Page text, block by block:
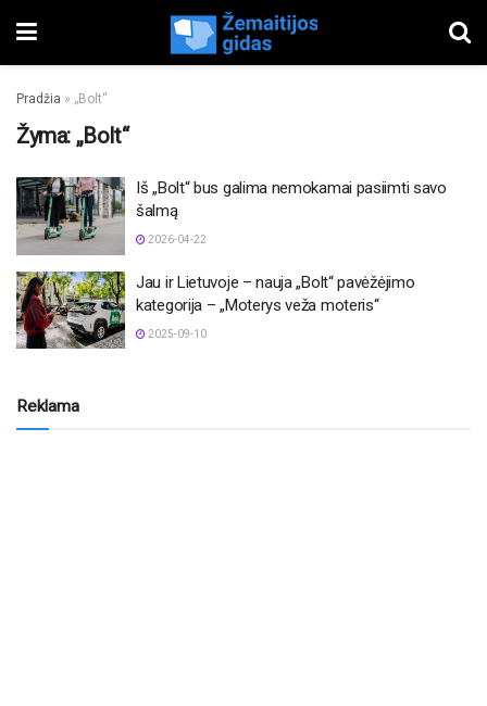
Pradžia » „Bolt“
Žyma: „Bolt“
Iš „Bolt“ bus galima nemokamai pasiimti savo
šalmą
2026-04-22
Jau ir Lietuvoje – nauja „Bolt“ pavėžėjimo
kategorija – „Moterys veža moteris“
2025-09-10
Reklama